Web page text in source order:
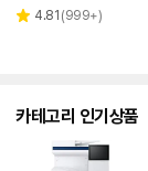
페이
별 4.81 리
(999+)
카테고리 인기상품